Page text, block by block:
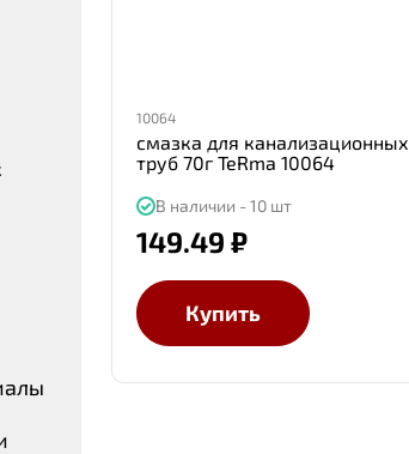
10064
смазка для канализационных
труб 70г TeRma 10064
В наличии - 10 шт
149.49 ₽
Купить